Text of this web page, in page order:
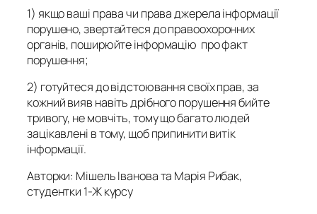
1) якщо ваші права чи права джерела інформації
порушено, звертайтеся до правоохоронних
органів, поширюйте інформацію про факт
порушення;
2) готуйтеся до відстоювання своїх прав, за
кожний вияв навіть дрібного порушення бийте
тривогу, не мовчіть, тому що багато людей
зацікавлені в тому, щоб припинити витік
інформації.
Авторки: Мішель Іванова та Марія Рибак,
студентки 1-Ж курсу